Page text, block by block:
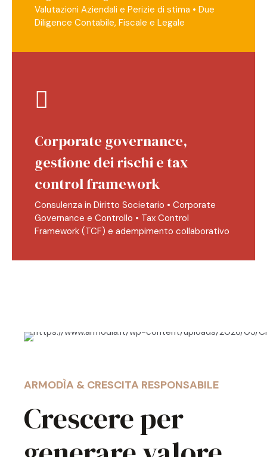
Valutazioni Aziendali e Perizie di stima • Due
Diligence Contabile, Fiscale e Legale
Corporate governance,
gestione dei rischi e tax
control framework
Consulenza in Diritto Societario • Corporate
Governance e Controllo • Tax Control
Framework (TCF) e adempimento collaborativo
ARMODÌA & CRESCITA RESPONSABILE
Crescere per